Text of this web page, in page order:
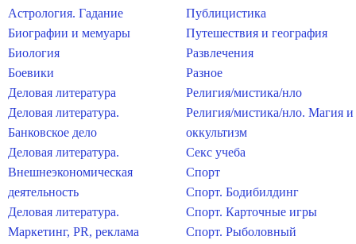
Астрология. Гадание
Биографии и мемуары
Биология
Боевики
Деловая литература
Деловая литература.
Банковское дело
Деловая литература.
Внешнеэкономическая
деятельность
Деловая литература.
Маркетинг, PR, реклама
Публицистика
Путешествия и география
Развлечения
Разное
Религия/мистика/нло
Религия/мистика/нло. Магия и
оккультизм
Секс учеба
Спорт
Спорт. Бодибилдинг
Спорт. Карточные игры
Спорт. Рыболовный